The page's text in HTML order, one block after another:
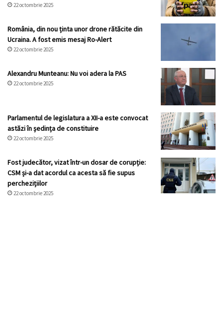
22 octombrie 2025
România, din nou ținta unor drone rătăcite din
Ucraina. A fost emis mesaj Ro-Alert
22 octombrie 2025
Alexandru Munteanu: Nu voi adera la PAS
22 octombrie 2025
Parlamentul de legislatura a XII-a este convocat
astăzi în ședința de constituire
22 octombrie 2025
Fost judecător, vizat într-un dosar de corupție:
CSM și-a dat acordul ca acesta să fie supus
perchezițiilor
22 octombrie 2025